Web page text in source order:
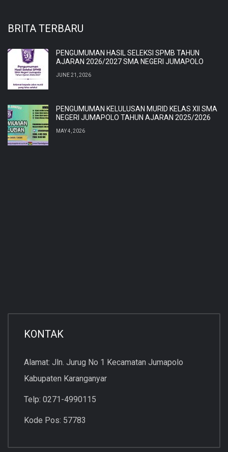
BRITA TERBARU
PENGUMUMAN HASIL SELEKSI SPMB TAHUN
AJARAN 2026/2027 SMA NEGERI JUMAPOLO
JUNE 21, 2026
PENGUMUMAN KELULUSAN MURID KELAS XII SMA
NEGERI JUMAPOLO TAHUN AJARAN 2025/2026
MAY 4, 2026
KONTAK
Alamat: Jln. Jurug No 1 Kecamatan Jumapolo
Kabupaten Karanganyar
Telp: 0271-4990115
Kode Pos: 57783